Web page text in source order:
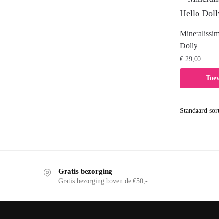
Dolly
€29,00
Gratis bezorging
Gratis bezorging boven de €50,-